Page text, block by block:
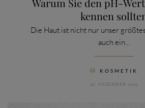
Warum Sie den pH-
kennen
Die Haut ist nicht nur unser
auch ein...
 KOSMETIK
19. DEZEMBER 2019